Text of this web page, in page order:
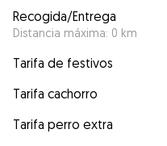
Recogida/Entrega
Distancia máxima: 0 km
Tarifa de festivos
Tarifa cachorro
Tarifa perro extra